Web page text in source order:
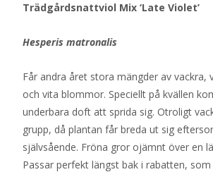
39 kr.30 kr.
Trädgårdsnattviol Mix ‘Late Violet’
Hesperis matronalis
Får andra året stora mängder av vackra,
och vita blommor. Speciellt på kvällen
underbara doft att sprida sig. Otroligt
grupp, då plantan får breda ut sig
självsående. Fröna gror ojämnt över en
Passar perfekt längst bak i rabatten,